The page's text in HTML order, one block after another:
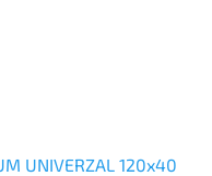
UNIVERZAL 120x40